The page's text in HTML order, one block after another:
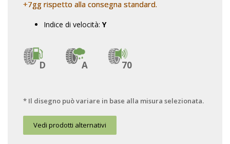
+7gg rispetto alla consegna standard.
Indice di velocità: Y
D A 70
* Il disegno può variare in base alla misura selezionata.
Vedi prodotti alternativi